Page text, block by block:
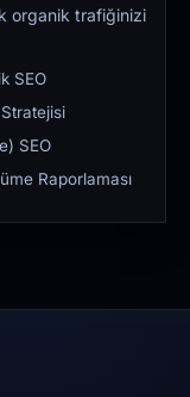
organik trafiğinizi
SEO
SEO
Raporlaması